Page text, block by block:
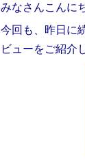
みなさんこんに
今回も、昨日に
ビューをご紹介